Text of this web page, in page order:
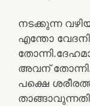
നടക്കുന്ന
എന്തോ
അവന്
പക്ഷെ